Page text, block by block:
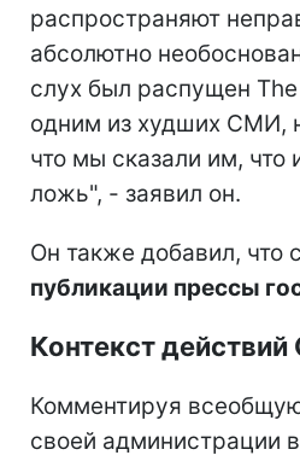
распространяют
абсолютно
слух был распущен
одним из худших СМИ,
что мы сказали им, что
ложь", - заявил он.
Он также добавил, что
публикации прессы
Контекст
Комментируя
своей администрации